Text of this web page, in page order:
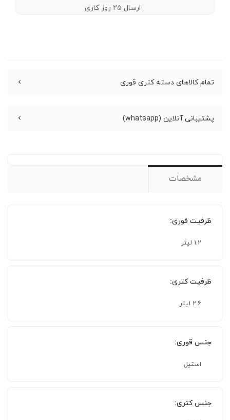
ارسال ۲۵ روز کاری
تمام کالاهای دسته کتری قوری
پشتیبانی آنلاین (whatsapp)
مشخصات
ظرفیت قوری:
1.2 لیتر
ظرفیت کتری:
2.6 لیتر
جنس قوری:
استیل
جنس کتری: